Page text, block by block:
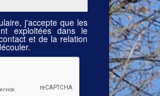
j'accepte que les
exploitées dans le
et de la relation